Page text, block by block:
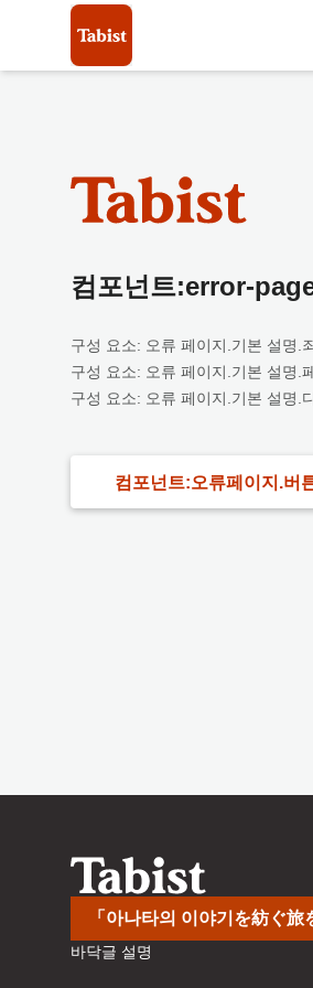
컴포넌트:error-
구성 요소: 오류 페이지.기본 설명.
구성 요소: 오류 페이지.기본 설명.
구성 요소: 오류 페이지.기본 설명.
컴포넌트:오류페이지.버
「아나타의 이야기を紡ぐ旅
바닥글 설명